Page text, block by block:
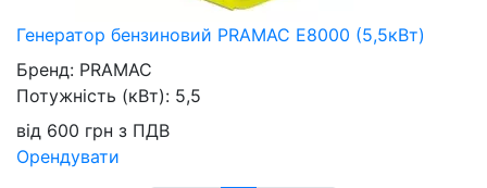
Генератор бензиновий PRAMAC E8000 (5,5кВт)
Бренд: PRAMAC
Потужність (кВт): 5,5
від 600 грн з ПДВ
Орендувати